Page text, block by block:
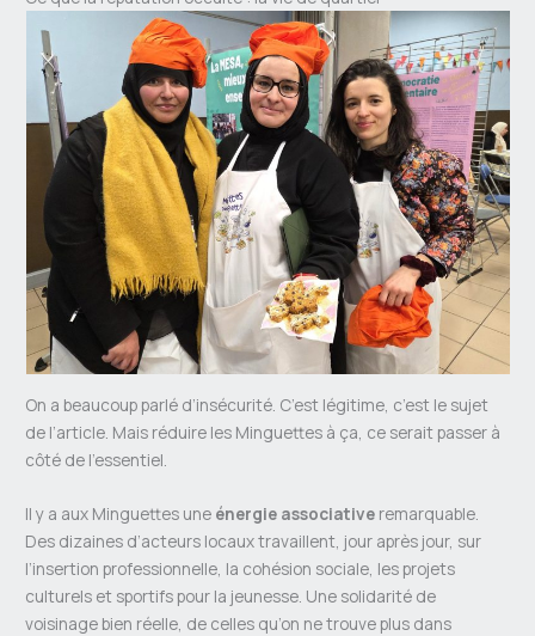
On a beaucoup parlé d’insécurité. C’est légitime, c’est le sujet
de l’article. Mais réduire les Minguettes à ça, ce serait passer à
côté de l’essentiel.
Il y a aux Minguettes une énergie associative remarquable.
Des dizaines d’acteurs locaux travaillent, jour après jour, sur
l’insertion professionnelle, la cohésion sociale, les projets
culturels et sportifs pour la jeunesse. Une solidarité de
voisinage bien réelle, de celles qu’on ne trouve plus dans